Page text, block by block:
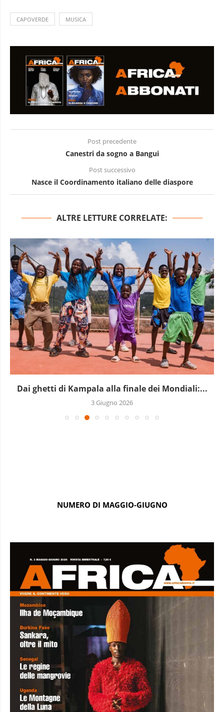
CAPOVERDE MUSICA
Post precedente
Canestri da sogno a Bangui
Post successivo
Nasce il Coordinamento italiano delle diaspore
ALTRE LETTURE CORRELATE:
Il Madagascar lancia l’allarme sulle opere
modificate con...
22 Maggio 2026